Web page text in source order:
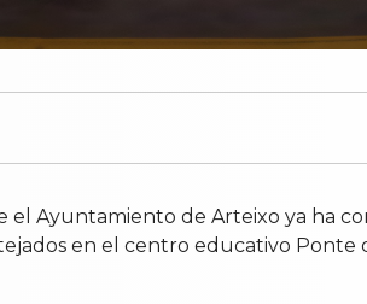
Ayuntamiento de Arteixo ya ha
en el centro educativo Ponte